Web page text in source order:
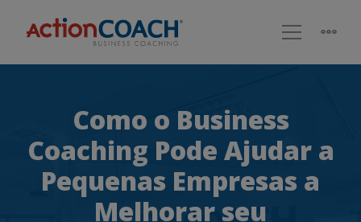
Como o Business
Coaching Pode Ajudar a
Pequenas Empresas a
Melhorar seu